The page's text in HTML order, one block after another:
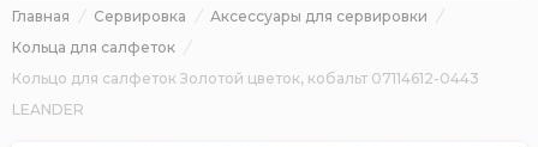
Главная Сервировка
Аксессуары для сервировки
Кольца для салфеток
Кольцо для салфеток Золотой цветок, кобальт 07114612-0443
LEANDER